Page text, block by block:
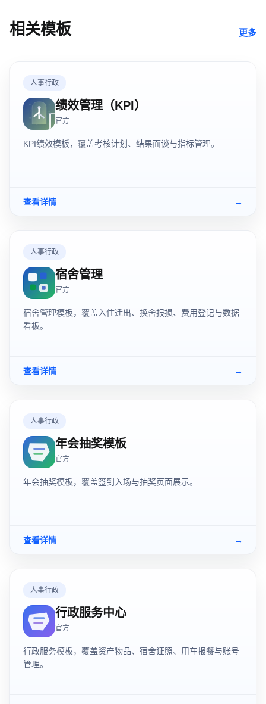
相关模板 更多
人事行政
绩效管理（KPI）
官方
KPI绩效模板，覆盖考核计划、结果面谈与指标管理。
查看详情 →
人事行政
宿舍管理
官方
宿舍管理模板，覆盖入住迁出、换舍报损、费用登记与数据
看板。
查看详情 →
人事行政
年会抽奖模板
官方
年会抽奖模板，覆盖签到入场与抽奖页面展示。
查看详情 →
人事行政
行政服务中心
官方
行政服务模板，覆盖资产物品、宿舍证照、用车报餐与账号
管理。